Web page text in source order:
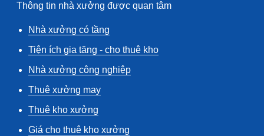
Thông tin nhà xưởng được quan tâm
Nhà xưởng có tầng
Tiện ích gia tăng - cho thuê kho
Nhà xưởng công nghiệp
Thuê xưởng may
Thuê kho xưởng
Giá cho thuê kho xưởng